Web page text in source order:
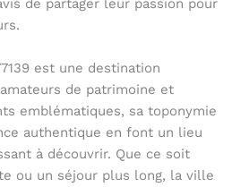
de partager leur passion pour
est une destination
de patrimoine et
emblématiques, sa toponymie
authentique en font un lieu
à découvrir. Que ce soit
ou un séjour plus long, la ville